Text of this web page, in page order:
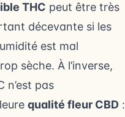
THC peut être très
décevante si les
est mal
sèche. À l’inverse,
n’est pas
qualité fleur CBD :